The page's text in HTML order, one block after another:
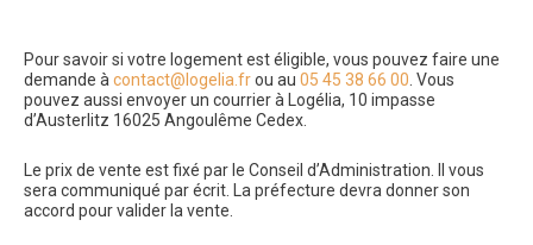
Pour savoir si votre logement est éligible, vous pouvez faire une
demande à contact@logelia.frou au 05 45 38 66 00 . Vous
pouvez aussi envoyer un courrier à Logélia, 10 impasse
d’Austerlitz 16025 Angoulême Cedex.
Le prix de vente est fixé par le Conseil d’Administration. Il vous
sera communiqué par écrit. La préfecture devra donner son
accord pour valider la vente.